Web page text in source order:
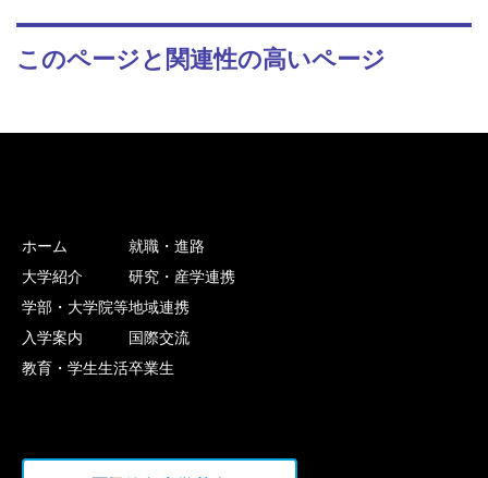
このページと関連性の高いページ
ホーム
大学紹介
学部・大学院等
入学案内
教育・学生生活
就職・進路
研究・産学連携
地域連携
国際交流
卒業生